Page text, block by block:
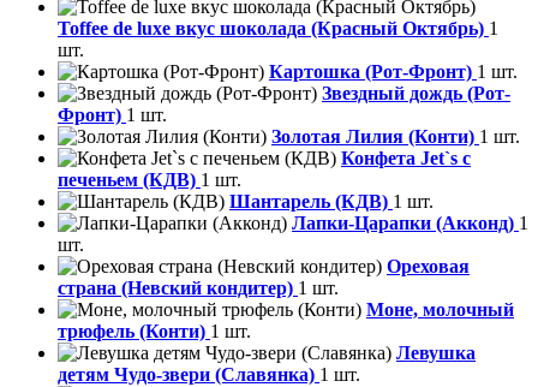
Toffee de luxe вкус шоколада (Красный Октябрь) 1
шт.
Картошка (Рот-Фронт) 1 шт.
Звездный дождь (Рот-
Фронт) 1 шт.
Золотая Лилия (Конти) 1 шт.
Конфета Jet`s с
печеньем (КДВ) 1 шт.
Шантарель (КДВ) 1 шт.
Лапки-Царапки (Акконд) 1
шт.
Ореховая
страна (Невский кондитер) 1 шт.
Моне, молочный
трюфель (Конти) 1 шт.
Левушка
детям Чудо-звери (Славянка) 1 шт.